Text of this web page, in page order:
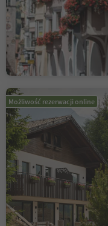
Możliwość rezerwacji online